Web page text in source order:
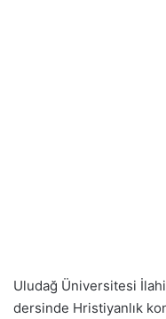
Uludağ Üniversitesi
dersinde Hristiyanlık